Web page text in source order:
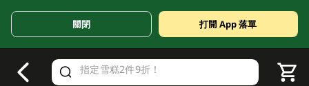
Valid Until 30 June 2026
關閉 打開 App 落單